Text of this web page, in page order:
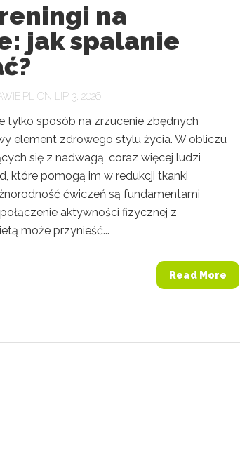
na
jak spalanie
ON LIP 3, 2026
tylko sposób na zrzucenie zbędnych
element zdrowego stylu życia. W obliczu
się z nadwagą, coraz więcej ludzi
które pomogą im w redukcji tkanki
ćwiczeń są fundamentami
aktywności fizycznej z
może przynieść...
Read More